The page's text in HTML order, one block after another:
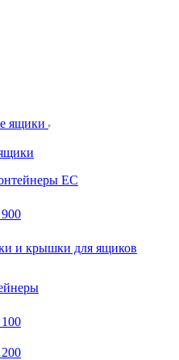
ящики
ЕС
и крышки для ящиков